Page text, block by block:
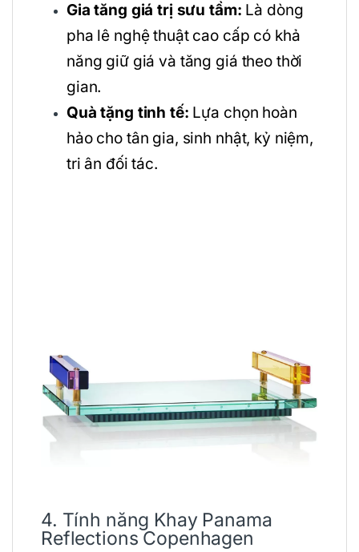
Gia tăng giá trị sưu tầm: Là dòng
pha lê nghệ thuật cao cấp có khả
năng giữ giá và tăng giá theo thời
gian.
Quà tặng tinh tế: Lựa chọn hoàn
hảo cho tân gia, sinh nhật, kỷ niệm,
tri ân đối tác.
4. Tính năng Khay Panama
Reflections Copenhagen